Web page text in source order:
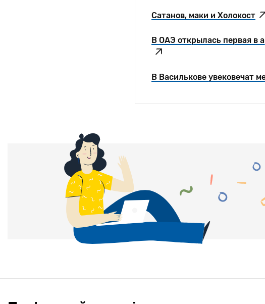
Сатанов, маки и Холокост
В ОАЭ открылась первая в
В Василькове увековечат